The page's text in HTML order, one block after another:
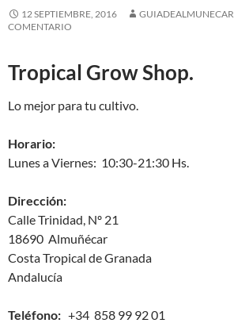
12 SEPTIEMBRE, 2016 GUIADEALMUNECAR
COMENTARIO
Tropical Grow Shop.
Lo mejor para tu cultivo.
Horario:
Lunes a Viernes: 10:30-21:30 Hs.
Dirección:
Calle Trinidad, Nº 21
18690 Almuñécar
Costa Tropical de Granada
Andalucía
Teléfono: +34 858 99 92 01